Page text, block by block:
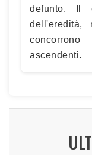
defunto. Il
ascendenti.